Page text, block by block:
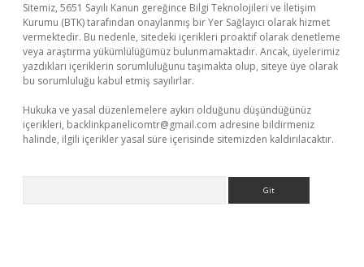
Sitemiz, 5651 Sayılı Kanun gereğince Bilgi Teknolojileri ve İletişim
Kurumu (BTK) tarafından onaylanmış bir Yer Sağlayıcı olarak hizmet
vermektedir. Bu nedenle, sitedeki içerikleri proaktif olarak denetleme
veya araştırma yükümlülüğümüz bulunmamaktadır. Ancak, üyelerimiz
yazdıkları içeriklerin sorumluluğunu taşımakta olup, siteye üye olarak
bu sorumluluğu kabul etmiş sayılırlar.
Hukuka ve yasal düzenlemelere aykırı olduğunu düşündüğünüz
içerikleri, backlinkpanelicomtr@gmail.com adresine bildirmeniz
halinde, ilgili içerikler yasal süre içerisinde sitemizden kaldırılacaktır.